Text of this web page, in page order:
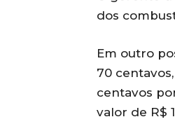
dos
Em outro
70
centavos
valor de R$